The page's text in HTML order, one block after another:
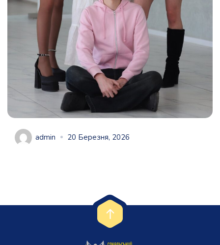
admin 20 Березня, 2026